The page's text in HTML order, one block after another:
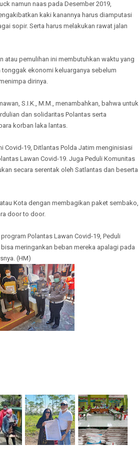
namun naas pada Desember 2019,
kaki kanannya harus diamputasi
sopir. Serta harus melakukan rawat jalan
atau pemulihan ini membutuhkan waktu yang
ekonomi keluarganya sebelum
dirinya.
S.I.K., M.M., menambahkan, bahwa untuk
dan solidaritas Polantas serta
korban laka lantas.
Covid-19, Ditlantas Polda Jatim menginisiasi
Lawan Covid-19. Juga Peduli Komunitas
secara serentak oleh Satlantas dan beserta
Kota dengan membagikan paket sembako,
door to door.
Polantas Lawan Covid-19, Peduli
meringankan beban mereka apalagi pada
(HM)